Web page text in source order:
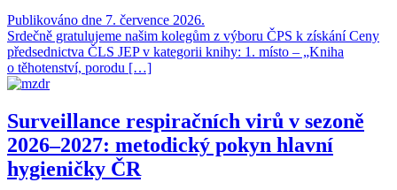
Publikováno dne 7. července 2026.
Srdečně gratulujeme našim kolegům z výboru ČPS k získání Ceny
předsednictva ČLS JEP v kategorii knihy: 1. místo – „Kniha
o těhotenství, porodu […]
Surveillance respiračních virů v sezoně
2026–2027: metodický pokyn hlavní
hygieničky ČR